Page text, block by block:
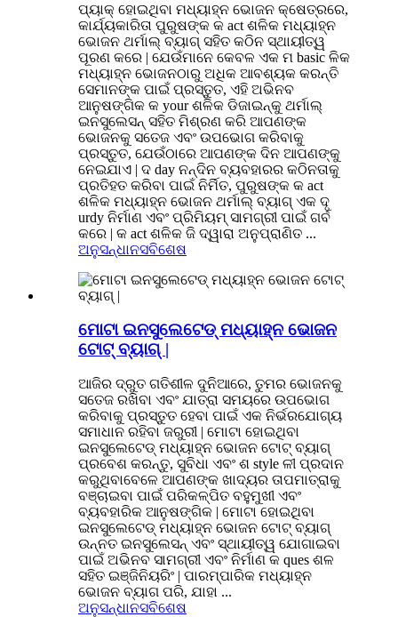
ପ୍ୟାକ୍ ହୋଇଥିବା ମଧ୍ୟାହ୍ନ ଭୋଜନ କ୍ଷେତ୍ରରେ,
କାର୍ଯ୍ୟକାରିତା ପୁରୁଷଙ୍କ କ act ଶଳିକ ମଧ୍ୟାହ୍ନ
ଭୋଜନ ଥର୍ମାଲ୍ ବ୍ୟାଗ୍ ସହିତ କଠିନ ସ୍ଥାୟୀତ୍ୱ
ପୂରଣ କରେ | ଯେଉଁମାନେ କେବଳ ଏକ ମ basic ଳିକ
ମଧ୍ୟାହ୍ନ ଭୋଜନଠାରୁ ଅଧିକ ଆବଶ୍ୟକ କରନ୍ତି
ସେମାନଙ୍କ ପାଇଁ ପ୍ରସ୍ତୁତ, ଏହି ଅଭିନବ
ଆନୁଷଙ୍ଗିକ କ your ଶଳିକ ଡିଜାଇନ୍କୁ ଥର୍ମାଲ୍
ଇନସୁଲେସନ୍ ସହିତ ମିଶ୍ରଣ କରି ଆପଣଙ୍କ
ଭୋଜନକୁ ସତେଜ ଏବଂ ଉପଭୋଗ କରିବାକୁ
ପ୍ରସ୍ତୁତ, ଯେଉଁଠାରେ ଆପଣଙ୍କ ଦିନ ଆପଣଙ୍କୁ
ନେଇଯାଏ | ଦ day ନନ୍ଦିନ ବ୍ୟବହାରର କଠିନତାକୁ
ପ୍ରତିହତ କରିବା ପାଇଁ ନିର୍ମିତ, ପୁରୁଷଙ୍କ କ act
ଶଳିକ ମଧ୍ୟାହ୍ନ ଭୋଜନ ଥର୍ମାଲ୍ ବ୍ୟାଗ୍ ଏକ ଦୃ
urdy ନିର୍ମାଣ ଏବଂ ପ୍ରିମିୟମ୍ ସାମଗ୍ରୀ ପାଇଁ ଗର୍ବ
କରେ | କ act ଶଳିକ ଜି ଦ୍ୱାରା ଅନୁପ୍ରାଣିତ ...
ଅନୁସନ୍ଧାନସବିଶେଷ
ମୋଟା ଇନସୁଲେଟେଡ୍ ମଧ୍ୟାହ୍ନ ଭୋଜନ
ଟୋଟ୍ ବ୍ୟାଗ୍ |
ଆଜିର ଦ୍ରୁତ ଗତିଶୀଳ ଦୁନିଆରେ, ତୁମର ଭୋଜନକୁ
ସତେଜ ରଖିବା ଏବଂ ଯାତ୍ରା ସମୟରେ ଉପଭୋଗ
କରିବାକୁ ପ୍ରସ୍ତୁତ ହେବା ପାଇଁ ଏକ ନିର୍ଭରଯୋଗ୍ୟ
ସମାଧାନ ରହିବା ଜରୁରୀ | ମୋଟା ହୋଇଥିବା
ଇନସୁଲେଟେଡ୍ ମଧ୍ୟାହ୍ନ ଭୋଜନ ଟୋଟ୍ ବ୍ୟାଗ୍
ପ୍ରବେଶ କରନ୍ତୁ, ସୁବିଧା ଏବଂ ଶ style ଳୀ ପ୍ରଦାନ
କରୁଥିବାବେଳେ ଆପଣଙ୍କ ଖାଦ୍ୟର ତାପମାତ୍ରାକୁ
ବଞ୍ଚାଇବା ପାଇଁ ପରିକଳ୍ପିତ ବହୁମୁଖୀ ଏବଂ
ବ୍ୟବହାରିକ ଆନୁଷଙ୍ଗିକ | ମୋଟା ହୋଇଥିବା
ଇନସୁଲେଟେଡ୍ ମଧ୍ୟାହ୍ନ ଭୋଜନ ଟୋଟ୍ ବ୍ୟାଗ୍
ଉନ୍ନତ ଇନସୁଲେସନ୍ ଏବଂ ସ୍ଥାୟୀତ୍ୱ ଯୋଗାଇବା
ପାଇଁ ଅଭିନବ ସାମଗ୍ରୀ ଏବଂ ନିର୍ମାଣ କ ques ଶଳ
ସହିତ ଇଞ୍ଜିନିୟରିଂ | ପାରମ୍ପାରିକ ମଧ୍ୟାହ୍ନ
ଭୋଜନ ବ୍ୟାଗ ପରି, ଯାହା ...
ଅନୁସନ୍ଧାନସବିଶେଷ